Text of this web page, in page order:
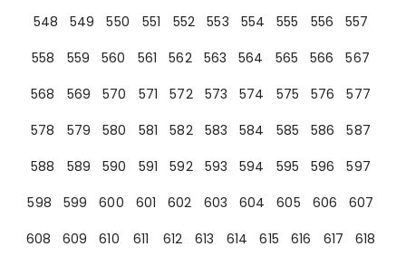
548
549 550 551 552 553 554 555 556
557
558
559 560 561 562 563 564 565 566
567
568
569 570 571 572 573 574 575 576
577
578
579 580 581 582 583 584 585 586
587
588
589 590 591 592 593 594 595 596
597
598
599 600 601 602 603 604 605 606
607
608
609 610 611 612 613 614 615 616 617
618